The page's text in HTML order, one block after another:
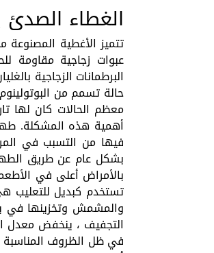
الغطاء
تتميز الأغطية
عبوات زجاجية مقاومة
معظم الحالات كان لها
أهمية هذه المشكلة. طهي
فيها من التسبب في
بشكل عام عن طريق
بالأمراض أعلى في
تستخدم كبديل للتعليب
والمشمش وتخزينها في
التجفيف ، ينخفض ​​معدل
في ظل الظروف المناسبة